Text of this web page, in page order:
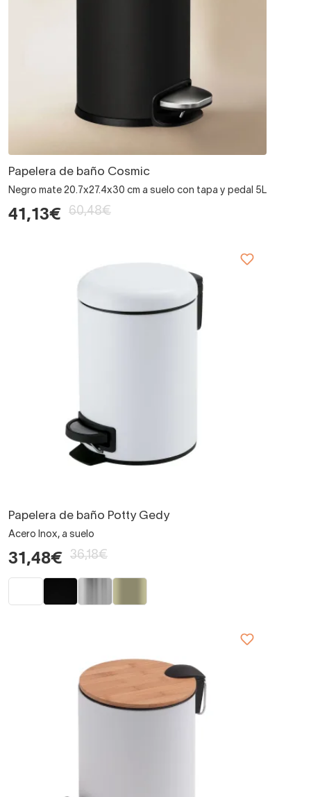
Papelera de baño Cosmic
Negro mate 20.7x27.4x30 cm a suelo con tapa y pedal 5L
41,13€ 60,48€
Papelera de baño Potty Gedy
Acero Inox, a suelo
31,48€ 36,18€